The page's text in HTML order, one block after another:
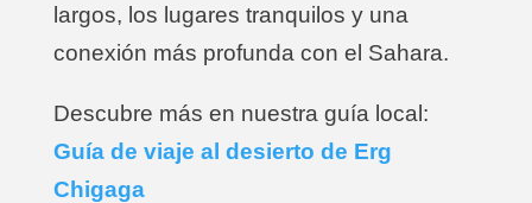
largos, los lugares tranquilos y una
conexión más profunda con el Sahara.
Descubre más en nuestra guía local:
Guía de viaje al desierto de Erg
Chigaga